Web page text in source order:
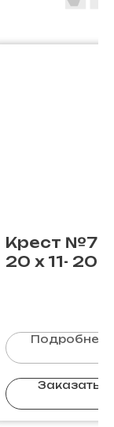
Крест №7 /
20 х 11- 20 х
Подробнее
Заказать